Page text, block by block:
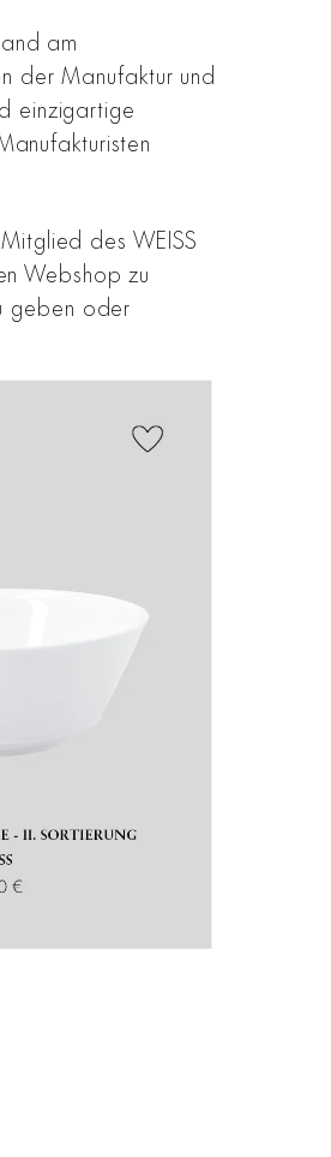
am
der Manufaktur und
einzigartige
des WEISS
Webshop zu
geben oder